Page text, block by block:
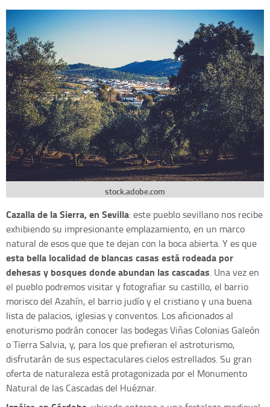
stock.adobe.com
Cazalla de la Sierra, en Sevilla: este pueblo sevillano nos recibe
exhibiendo su impresionante emplazamiento, en un marco
natural de esos que que te dejan con la boca abierta. Y es que
esta bella localidad de blancas casas está rodeada por
dehesas y bosques donde abundan las cascadas. Una vez en
el pueblo podremos visitar y fotografiar su castillo, el barrio
morisco del Azahín, el barrio judío y el cristiano y una buena
lista de palacios, iglesias y conventos. Los aficionados al
enoturismo podrán conocer las bodegas Viñas Colonias Galeón
o Tierra Salvia, y, para los que prefieran el astroturismo,
disfrutarán de sus espectaculares cielos estrellados. Su gran
oferta de naturaleza está protagonizada por el Monumento
Natural de las Cascadas del Huéznar.